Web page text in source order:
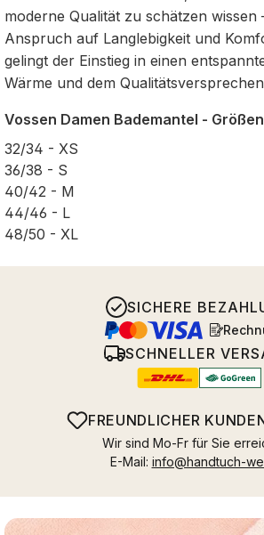
moderne Qualität zu schätzen wissen
Anspruch auf Langlebigkeit und
gelingt der Einstieg in einen
Wärme und dem
Vossen Damen Bademantel -
32/34 - XS
36/38 - S
40/42 - M
44/46 - L
48/50 - XL
SICHERE
SCHNELLER
FREUNDLICHER
Wir sind Mo-Fr für Sie
E-Mail: info@handtuch-